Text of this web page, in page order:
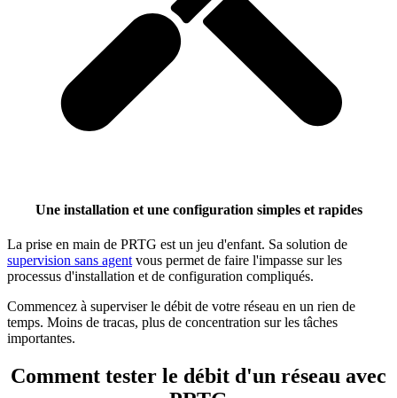
Une installation et une configuration simples et rapides
La prise en main de PRTG est un jeu d'enfant. Sa solution de
supervision sans agent vous permet de faire l'impasse sur les
processus d'installation et de configuration compliqués.
Commencez à superviser le débit de votre réseau en un rien de
temps. Moins de tracas, plus de concentration sur les tâches
importantes.
Comment tester le débit d'un réseau avec